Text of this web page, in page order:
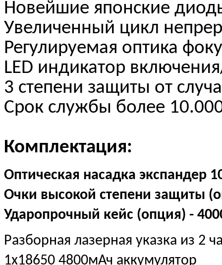
Новейшие японские
Увеличенный цикл
Регулируемая оптика
LED индикатор
3 степени защиты от
Срок службы более
Комплектация:
Оптическая насадка экспандер
Очки высокой степени защиты
Ударопрочный кейс (опция) -
Разборная лазерная указка из 2
1х18650 4800мАч аккумулятор